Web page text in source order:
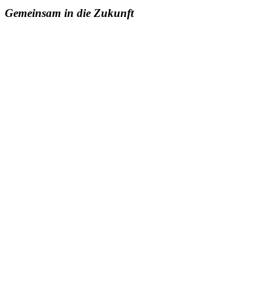
Gemeinsam in die Zukunft